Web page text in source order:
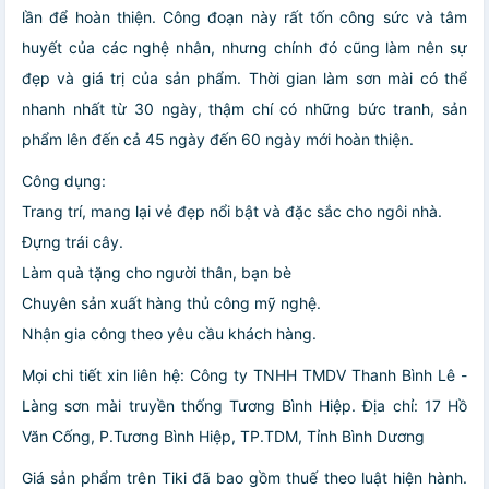
lần để hoàn thiện. Công đoạn này rất tốn công sức và tâm
huyết của các nghệ nhân, nhưng chính đó cũng làm nên sự
đẹp và giá trị của sản phẩm. Thời gian làm sơn mài có thể
nhanh nhất từ 30 ngày, thậm chí có những bức tranh, sản
phẩm lên đến cả 45 ngày đến 60 ngày mới hoàn thiện.
Công dụng:
Trang trí, mang lại vẻ đẹp nổi bật và đặc sắc cho ngôi nhà.
Đựng trái cây.
Làm quà tặng cho người thân, bạn bè
Chuyên sản xuất hàng thủ công mỹ nghệ.
Nhận gia công theo yêu cầu khách hàng.
Mọi chi tiết xin liên hệ: Công ty TNHH TMDV Thanh Bình Lê -
Làng sơn mài truyền thống Tương Bình Hiệp. Địa chỉ: 17 Hồ
Văn Cống, P.Tương Bình Hiệp, TP.TDM, Tỉnh Bình Dương
Giá sản phẩm trên Tiki đã bao gồm thuế theo luật hiện hành.